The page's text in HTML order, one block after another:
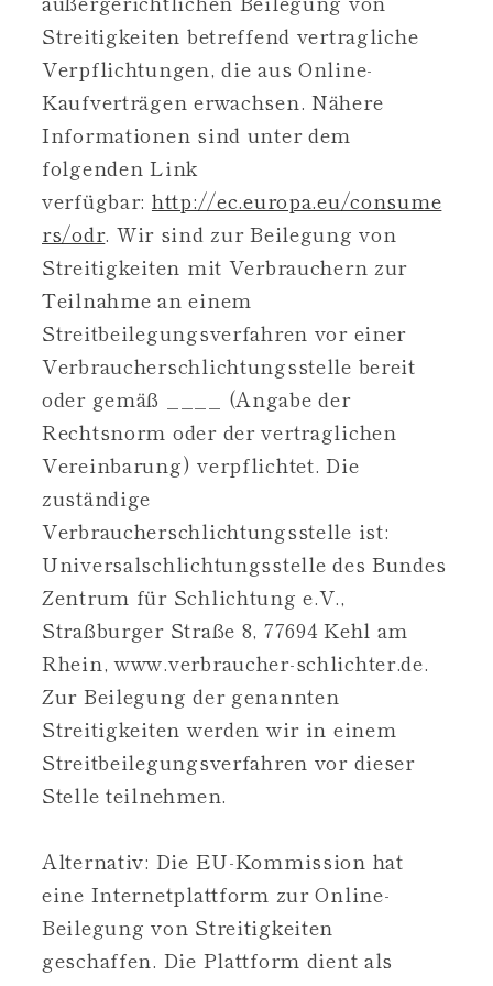
Streitigkeiten betreffend vertragliche
Verpflichtungen, die aus Online-
Kaufverträgen erwachsen. Nähere
Informationen sind unter dem
folgenden Link
verfügbar: http://ec.europa.eu/consume
rs/odr. Wir sind zur Beilegung von
Streitigkeiten mit Verbrauchern zur
Teilnahme an einem
Streitbeilegungsverfahren vor einer
Verbraucherschlichtungsstelle bereit
oder gemäß ____ (Angabe der
Rechtsnorm oder der vertraglichen
Vereinbarung) verpflichtet. Die
zuständige
Verbraucherschlichtungsstelle ist:
Universalschlichtungsstelle des Bundes
Zentrum für Schlichtung e.V.,
Straßburger Straße 8, 77694 Kehl am
Rhein, www.verbraucher-schlichter.de.
Zur Beilegung der genannten
Streitigkeiten werden wir in einem
Streitbeilegungsverfahren vor dieser
Stelle teilnehmen.
Alternativ: Die EU-Kommission hat
eine Internetplattform zur Online-
Beilegung von Streitigkeiten
geschaffen. Die Plattform dient als